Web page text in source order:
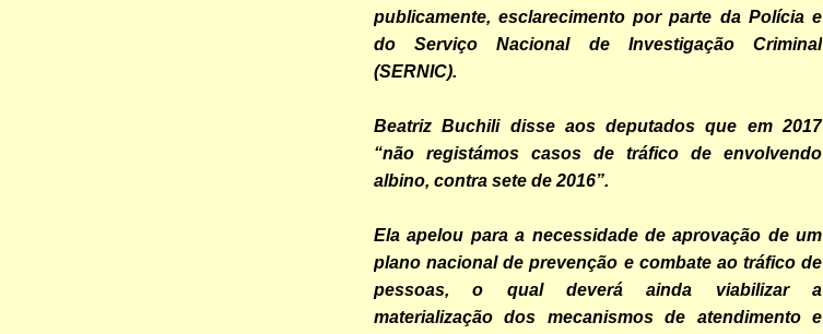
publicamente, esclarecimento por parte da Polícia e
do Serviço Nacional de Investigação Criminal
(SERNIC).
Beatriz Buchili disse aos deputados que em 2017
“não registámos casos de tráfico de envolvendo
albino, contra sete de 2016”.
Ela apelou para a necessidade de aprovação de um
plano nacional de prevenção e combate ao tráfico de
pessoas, o qual deverá ainda viabilizar a
materialização dos mecanismos de atendimento e